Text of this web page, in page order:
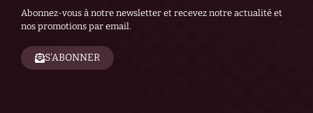
Abonnez-vous à notre newsletter et recevez notre actualité et
nos promotions par email.
S'ABONNER